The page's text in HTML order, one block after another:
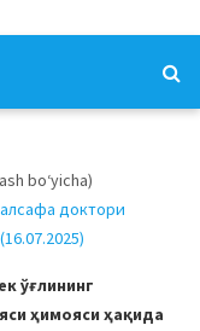
bo‘yicha)
доктори
ўғлининг
ҳимояси ҳақида